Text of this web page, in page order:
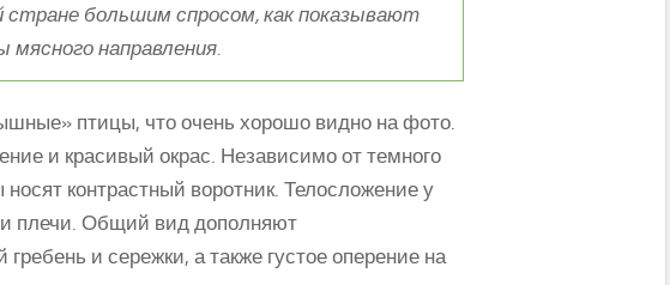
стране большим спросом, как показывают
направления.
птицы, что очень хорошо видно на фото.
и красивый окрас. Независимо от темного
контрастный воротник. Телосложение у
и плечи. Общий вид дополняют
и сережки, а также густое оперение на